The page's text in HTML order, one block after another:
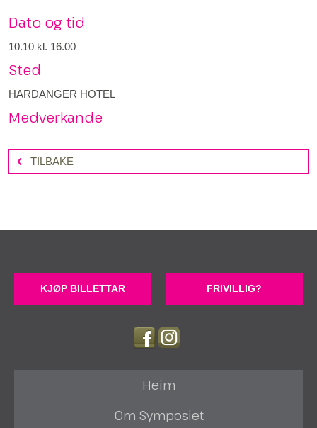
Dato og tid
10.10 kl. 16.00
Sted
HARDANGER HOTEL
Medverkande
TILBAKE
KJØP BILLETTAR FRIVILLIG?
Heim
Om Symposiet